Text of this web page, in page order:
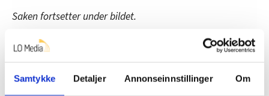
Samtykke Detaljer Annonseinnstillinger Om
Saken fortsetter under bildet.